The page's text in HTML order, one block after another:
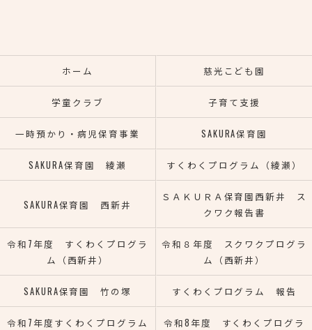
ホーム 慈光こども園
学童クラブ 子育て支援
一時預かり・病児保育事業 SAKURA保育園
SAKURA保育園 綾瀬 すくわくプログラム（綾瀬）
SAKURA保育園 西新井
ＳＡＫＵＲＡ保育園西新井 ス
クワク報告書
令和7年度 すくわくプログラ
ム（西新井）
令和８年度 スクワクプログラ
ム（西新井）
SAKURA保育園 竹の塚 すくわくプログラム 報告
令和7年度すくわくプログラム
令和8年度 すくわくプログラ